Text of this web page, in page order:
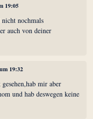
19:05
nochmals
auch von deiner
19:32
mir aber
und hab deswegen keine